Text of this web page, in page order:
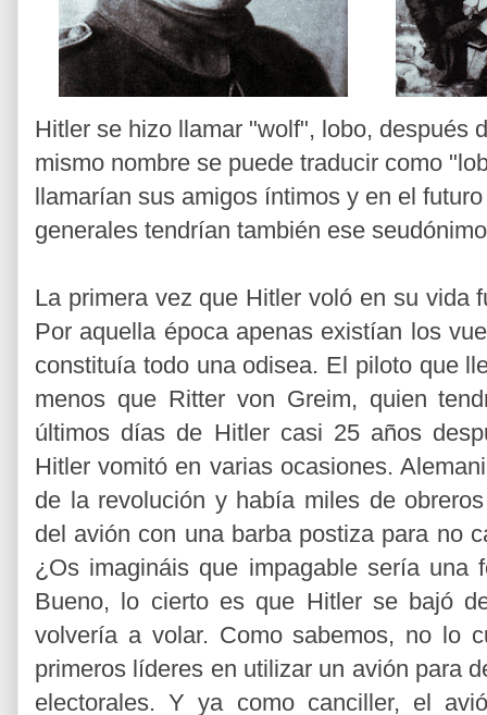
Hitler se hizo llamar "wolf", lobo, después
mismo nombre se puede traducir como
llamarían sus amigos íntimos y en el
generales tendrían también ese
La primera vez que Hitler voló en su vida
Por aquella época apenas existían los
constituía todo una odisea. El piloto que
menos que Ritter von Greim, quien
últimos días de Hitler casi 25 años
Hitler vomitó en varias ocasiones.
de la revolución y había miles de
del avión con una barba postiza para no
¿Os imagináis que impagable sería una
Bueno, lo cierto es que Hitler se bajó
volvería a volar. Como sabemos, no lo
primeros líderes en utilizar un avión para
electorales. Y ya como canciller, el